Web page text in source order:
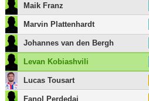
Maik Franz
Marvin Plattenhardt
Johannes van den Bergh
Levan Kobiashvili
Lucas Tousart
Fanol Perdedaj